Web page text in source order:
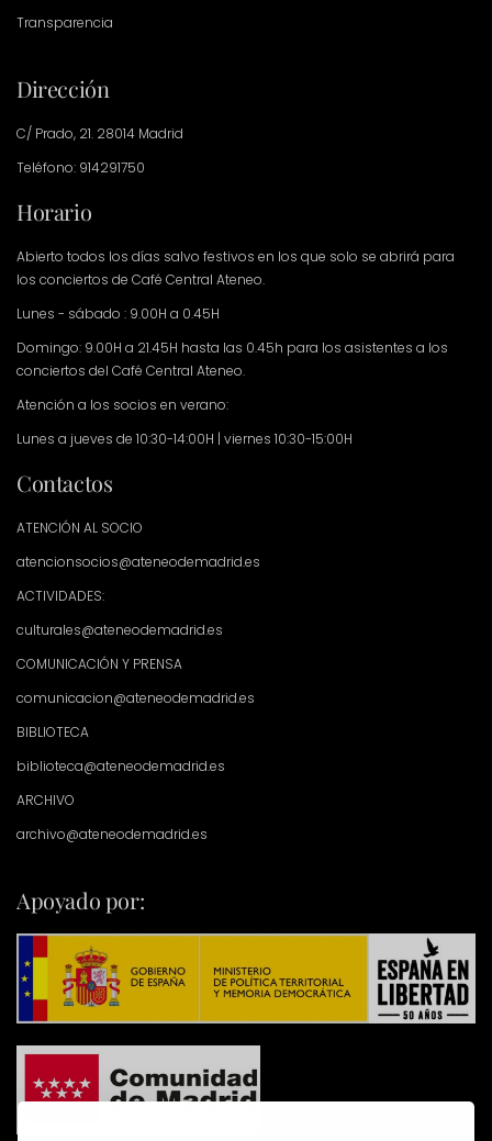
Transparencia
Dirección
C/ Prado, 21. 28014 Madrid
Teléfono: 914291750
Horario
Abierto todos los días salvo festivos en los que solo se abrirá para
los conciertos de Café Central Ateneo.
Lunes - sábado : 9.00H a 0.45H
Domingo: 9.00H a 21.45H hasta las 0.45h para los asistentes a los
conciertos del Café Central Ateneo.
Atención a los socios en verano:
Lunes a jueves de 10:30-14:00H | viernes 10:30-15:00H
Contactos
ATENCIÓN AL SOCIO
atencionsocios@ateneodemadrid.es
ACTIVIDADES:
culturales@ateneodemadrid.es
COMUNICACIÓN Y PRENSA
comunicacion@ateneodemadrid.es
BIBLIOTECA
biblioteca@ateneodemadrid.es
ARCHIVO
archivo@ateneodemadrid.es
Apoyado por: